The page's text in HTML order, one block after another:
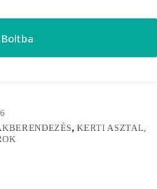
Boltba
,KERTI ASZTAL,